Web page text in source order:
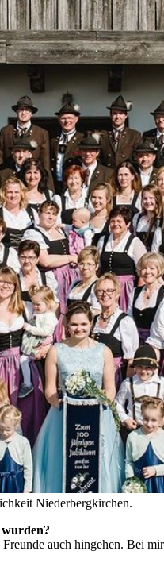
Niederbergkirchen.
auch hingehen. Bei